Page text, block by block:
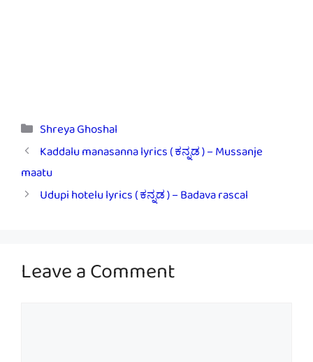
Categories
Shreya Ghoshal
Kaddalu manasanna lyrics ( ಕನ್ನಡ ) – Mussanje
maatu
Udupi hotelu lyrics ( ಕನ್ನಡ ) – Badava rascal
Leave a Comment